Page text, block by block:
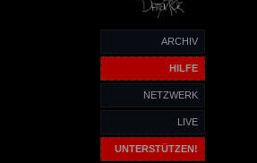
ARCHIV
HILFE
NETZWERK
LIVE
UNTERSTÜTZEN!